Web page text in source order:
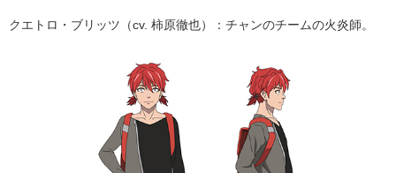
クエトロ・ブリッツ（cv. 柿原徹也）：チャンのチームの⽕炎師。